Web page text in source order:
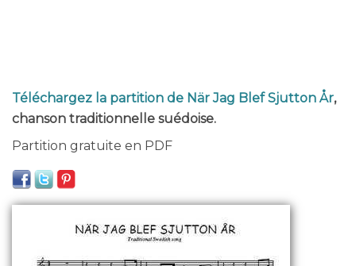
Téléchargez la partition de När Jag Blef Sjutton År,
chanson traditionnelle suédoise.
Partition gratuite en PDF